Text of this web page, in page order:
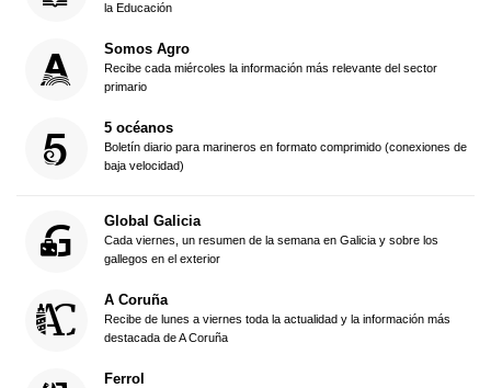
la Educación
Somos Agro
Recibe cada miércoles la información más relevante del sector
primario
5 océanos
Boletín diario para marineros en formato comprimido (conexiones de
baja velocidad)
Global Galicia
Cada viernes, un resumen de la semana en Galicia y sobre los
gallegos en el exterior
A Coruña
Recibe de lunes a viernes toda la actualidad y la información más
destacada de A Coruña
Ferrol